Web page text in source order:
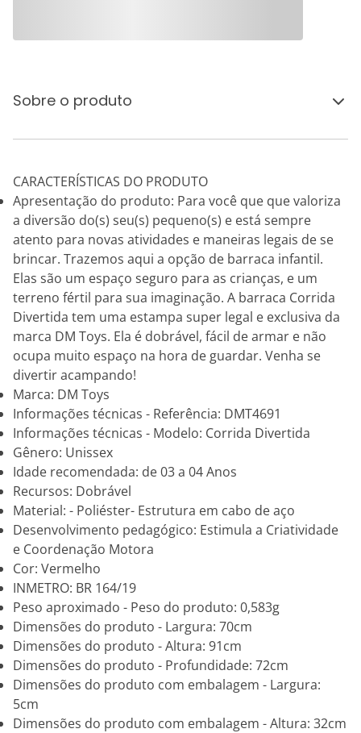
Sobre o produto
CARACTERÍSTICAS DO PRODUTO
Apresentação do produto: Para você que que valoriza
a diversão do(s) seu(s) pequeno(s) e está sempre
atento para novas atividades e maneiras legais de se
brincar. Trazemos aqui a opção de barraca infantil.
Elas são um espaço seguro para as crianças, e um
terreno fértil para sua imaginação. A barraca Corrida
Divertida tem uma estampa super legal e exclusiva da
marca DM Toys. Ela é dobrável, fácil de armar e não
ocupa muito espaço na hora de guardar. Venha se
divertir acampando!
Marca: DM Toys
Informações técnicas - Referência: DMT4691
Informações técnicas - Modelo: Corrida Divertida
Gênero: Unissex
Idade recomendada: de 03 a 04 Anos
Recursos: Dobrável
Material: - Poliéster- Estrutura em cabo de aço
Desenvolvimento pedagógico: Estimula a Criatividade
e Coordenação Motora
Cor: Vermelho
INMETRO: BR 164/19
Peso aproximado - Peso do produto: 0,583g
Dimensões do produto - Largura: 70cm
Dimensões do produto - Altura: 91cm
Dimensões do produto - Profundidade: 72cm
Dimensões do produto com embalagem - Largura:
5cm
Dimensões do produto com embalagem - Altura: 32cm